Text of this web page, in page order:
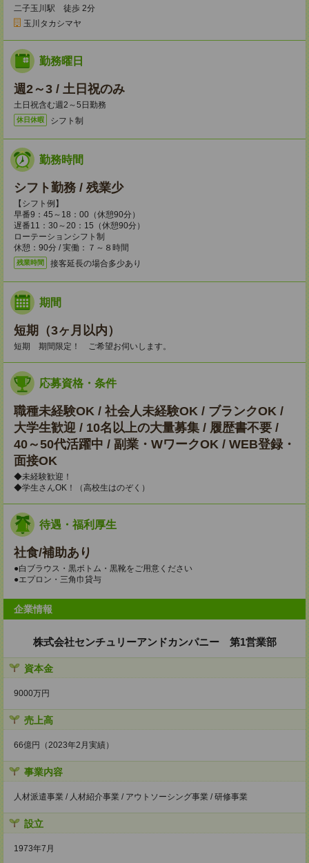
二子玉川駅 徒歩 2分
玉川タカシマヤ
勤務曜日
週2～3 / 土日祝のみ
土日祝含む週2～5日勤務
休日休暇 シフト制
勤務時間
シフト勤務 / 残業少
【シフト例】
早番9：45～18：00（休憩90分）
遅番11：30～20：15（休憩90分）
ローテーションシフト制
休憩：90分 / 実働：７～８時間
残業時間 接客延長の場合多少あり
期間
短期（3ヶ月以内）
短期 期間限定！ ご希望お伺いします。
応募資格・条件
職種未経験OK / 社会人未経験OK / ブランクOK /
大学生歓迎 / 10名以上の大量募集 / 履歴書不要 /
40～50代活躍中 / 副業・WワークOK / WEB登録・
面接OK
◆未経験歓迎！
◆学生さんOK！（高校生はのぞく）
待遇・福利厚生
社食/補助あり
●白ブラウス・黒ボトム・黒靴をご用意ください
●エプロン・三角巾貸与
企業情報
株式会社センチュリーアンドカンパニー 第1営業部
資本金
9000万円
売上高
66億円（2023年2月実績）
事業内容
人材派遣事業 / 人材紹介事業 / アウトソーシング事業 / 研修事業
設立
1973年7月